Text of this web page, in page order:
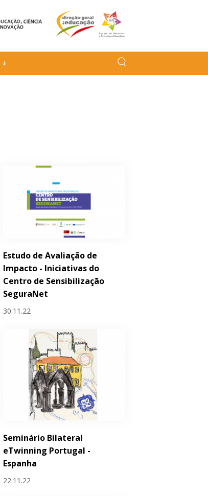
Estudo de Avaliação de
Impacto - Iniciativas do
Centro de Sensibilização
SeguraNet
30.11.22
Seminário Bilateral
eTwinning Portugal -
Espanha
22.11.22